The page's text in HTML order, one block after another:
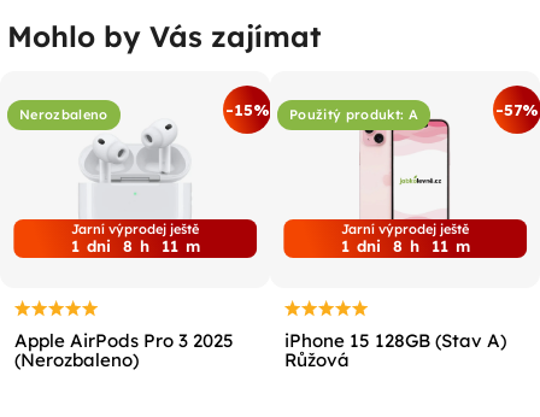
Mohlo by Vás zajímat
Nerozbaleno -15%
Jarní výprodej ještě
1 dni 8 h 11 m
Apple AirPods Pro 3 2025
(Nerozbaleno)
Použitý produkt: A -57%
Jarní výprodej ještě
1 dni 8 h 11 m
iPhone 15 128GB (Stav A)
Růžová